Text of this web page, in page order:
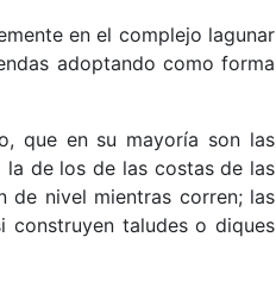
en el complejo lagunar
adoptando como forma
que en su mayoría son las
la de los de las costas de las
de nivel mientras corren; las
construyen taludes o diques